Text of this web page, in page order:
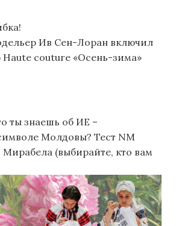
Ив Сен-Лоран включил
couture «Осень-зима»
ты знаешь об ИЕ –
Молдовы? Тест NM
(выбирайте, кто вам